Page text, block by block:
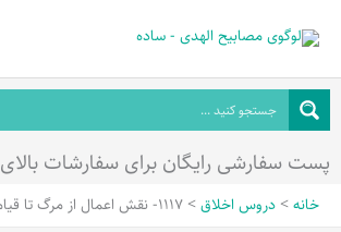
محتوا
پست سفارشی رایگان برای سفارشات بالای ۳۰۰.۰۰۰ تومان
خانه دروس اخلاق 1117- نقش اعمال از مرگ تا قیامت 113 > کوثر 2